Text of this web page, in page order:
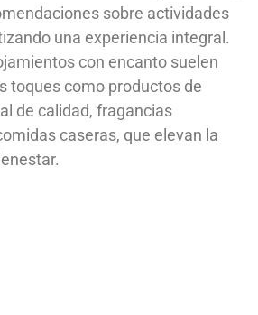
sobre actividades
una experiencia integral.
con encanto suelen
toques como productos de
de calidad, fragancias
caseras, que elevan la